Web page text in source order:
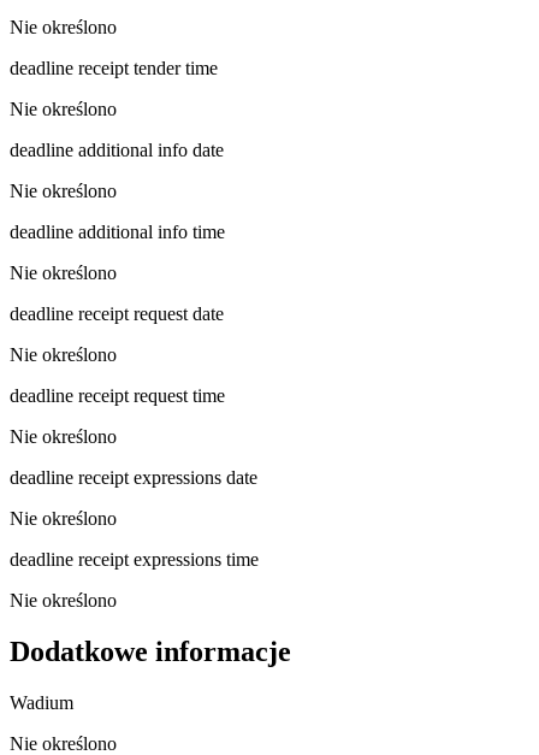
Nie określono
deadline receipt tender time
Nie określono
deadline additional info date
Nie określono
deadline additional info time
Nie określono
deadline receipt request date
Nie określono
deadline receipt request time
Nie określono
deadline receipt expressions date
Nie określono
deadline receipt expressions time
Nie określono
Dodatkowe informacje
Wadium
Nie określono